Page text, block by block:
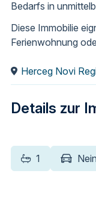
Bedarfs in
Diese Immobilie
Ferienwohnung
Herceg Novi
Details zur
1 Nein